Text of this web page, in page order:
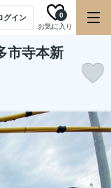
グイン
お気に入り
0
市寺本新